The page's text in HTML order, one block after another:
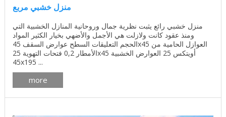
منزل خشبي مربع
منزل خشبي رائع يثبت نظرية جمال وروحانية المنازل الخشبية التي
ومنذ عقود كانت ولازلت هي الأجمل والأضهي بخيار الكثير المواد
الحجم التعليقات السطح عوارض السقف 45x45 العوازل الحامية من
الأمطار 0,2 فتحات التهوية 25x45 أويتكس 25 العوارض الخشبية
45x195 ...
more